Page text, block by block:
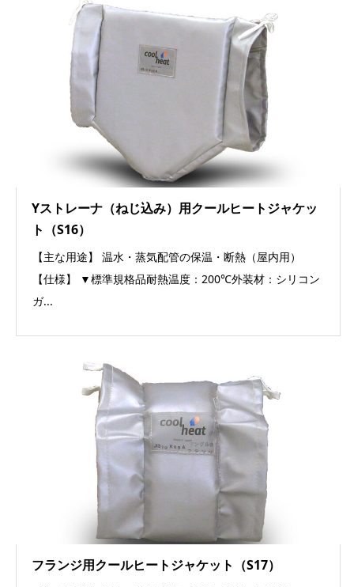
Yストレーナ（ねじ込み）用クールヒートジャケッ
ト（S16）
【主な用途】 温水・蒸気配管の保温・断熱（屋内用）
【仕様】 ▼標準規格品耐熱温度：200℃外装材：シリコン
ガ...
フランジ用クールヒートジャケット（S17）